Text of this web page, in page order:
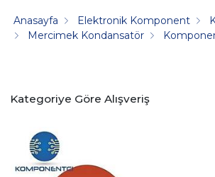
Anasayfa Elektronik Komponent
Mercimek Kondansatör
Kategoriye Göre Alışveriş